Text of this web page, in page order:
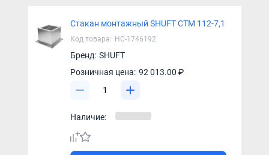
Стакан монтажный SHUFT СТМ 112-7,1
Код товара: НС-1746192
Бренд: SHUFT
Розничная цена: 92 013.00 ₽
Наличие: